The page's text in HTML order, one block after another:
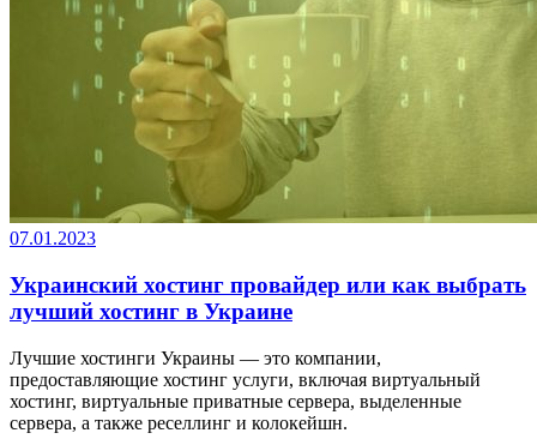
07.01.2023
Украинский хостинг провайдер или как выбрать
лучший хостинг в Украине
Лучшие хостинги Украины — это компании,
предоставляющие хостинг услуги, включая виртуальный
хостинг, виртуальные приватные сервера, выделенные
сервера, а также реселлинг и колокейшн.